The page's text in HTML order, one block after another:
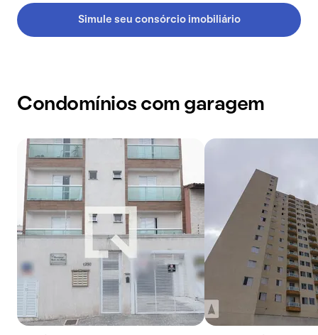
Simule seu consórcio imobiliário
Condomínios com garagem